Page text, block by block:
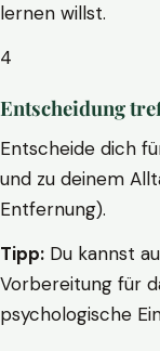
lernen willst.
4
Entscheidung
Entscheide dich
und zu deinem
Entfernung).
Tipp: Du kannst
Vorbereitung für
psychologische